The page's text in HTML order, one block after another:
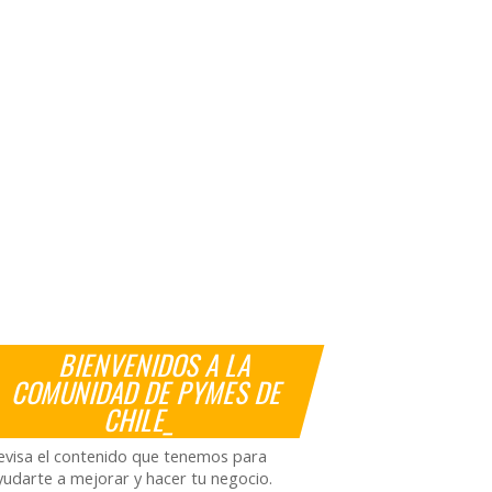
BIENVENIDOS A LA
COMUNIDAD DE PYMES DE
CHILE_
el contenido que tenemos para
a mejorar y hacer tu negocio.